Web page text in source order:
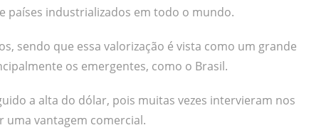
industrializados em todo o mundo.
sendo que essa valorização é vista como um grande
os emergentes, como o Brasil.
a alta do dólar, pois muitas vezes intervieram nos
uma vantagem comercial.